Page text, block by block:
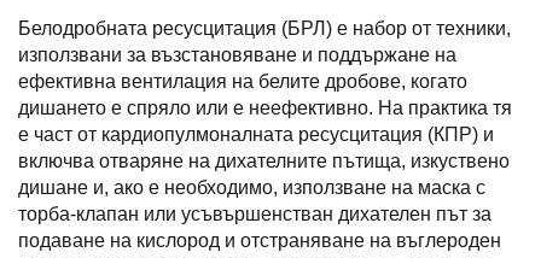
Белодробната ресусцитация (БРЛ) е набор от техники,
използвани за възстановяване и поддържане на
ефективна вентилация на белите дробове, когато
дишането е спряло или е неефективно. На практика тя
е част от кардиопулмоналната ресусцитация (КПР) и
включва отваряне на дихателните пътища, изкуствено
дишане и, ако е необходимо, използване на маска с
торба-клапан или усъвършенстван дихателен път за
подаване на кислород и отстраняване на въглероден